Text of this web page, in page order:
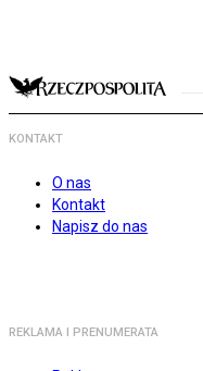
KONTAKT
O nas
Kontakt
Napisz do nas
REKLAMA I PRENUMERATA